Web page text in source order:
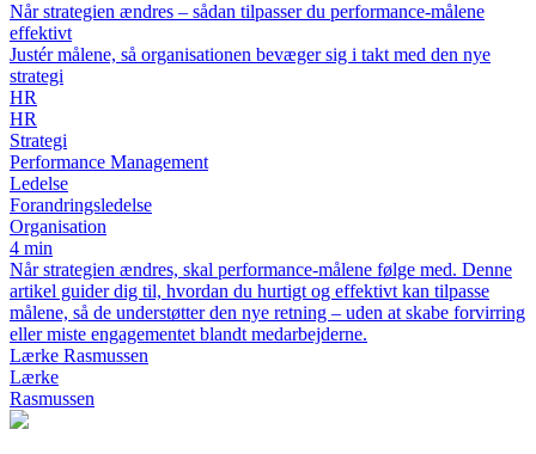
Når strategien ændres – sådan tilpasser du performance-målene
effektivt
Justér målene, så organisationen bevæger sig i takt med den nye
strategi
HR
HR
Strategi
Performance Management
Ledelse
Forandringsledelse
Organisation
4 min
Når strategien ændres, skal performance-målene følge med. Denne
artikel guider dig til, hvordan du hurtigt og effektivt kan tilpasse
målene, så de understøtter den nye retning – uden at skabe forvirring
eller miste engagementet blandt medarbejderne.
Lærke Rasmussen
Lærke
Rasmussen